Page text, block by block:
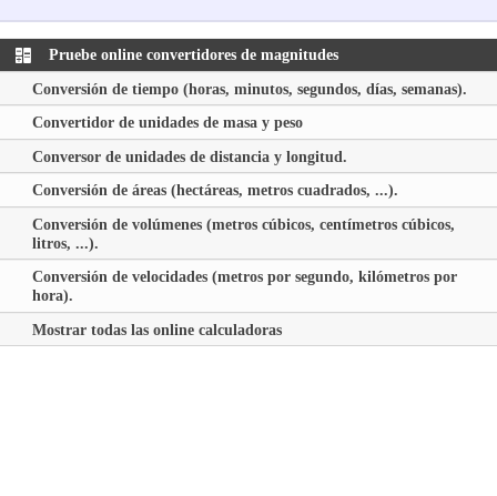
Pruebe online convertidores de magnitudes
Conversión de tiempo (horas, minutos, segundos, días, semanas).
Convertidor de unidades de masa y peso
Conversor de unidades de distancia y longitud.
Conversión de áreas (hectáreas, metros cuadrados, ...).
Conversión de volúmenes (metros cúbicos, centímetros cúbicos,
litros, ...).
Conversión de velocidades (metros por segundo, kilómetros por
hora).
Mostrar todas las online calculadoras